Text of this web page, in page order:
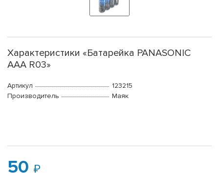
Характеристики «Батарейка PANASONIC
ААА R03»
Артикул
123215
Производитель
Маяк
50